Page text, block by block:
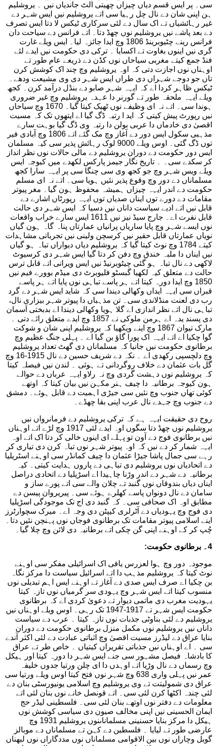
سی۔ پر ایس قسم دیاں چیزاں چھیتی الٹ جاندیاں نیں ۔ یروشلیم
ہن اپنی شان دے نال چل رہیا سی اتے یروشلیم نیں ایس شہر دے
غیر رہائشیاں تے اک سال دے لئی سرکاری ٹیکس لا دتا ایس تصرف
دے بعد پاشے نیں یروشلیم نوں چھڈ دتا۔ اتے فرانس دے سیاحت دان
فرانس رینے چٹیوبرینڈ 1806 وچ ایدا جائزہ لیا۔ ایس ویلے غارت
گری نیں اینوں بغاوت تے اکسایا ۔ ترکی دی حکومت نیں ایدے لئے
فنڈ جمع کیتے مغربی سیاحاں نوں کڈن دے ذریعے عام طور تے
اوہناں نوں اجازت دتی کہ اوہ یروشلیم وچ چند اک کوشش کرن
تاں جو دوجے شہراں دی طراں ایس شہر دی وی مشیعت ودھے۔
ٹیکس ظاہر کردا اے کہ ایہہ شہر صابو دے بنڈل درآمد کرن۔ کجھ
ویلے ایہہ ملحقہ طور تے گورنر دا عہدہ یروشلیم وچ غیر ضروری
ہوندا سی۔ اتے نہ ای وظیفے نوں ٹھیک کیتا گیا۔ 1670 وچ سیاحاں
نیں رپورٹ پیش کیتی کہ اید ا رتبہ ڈگ گیا اے ایتھوں تک کہ مسیت
اقصیٰ دی خادماں دا عربی بولن دا رتبہ وی ڈگ گیا بوہت سارے
مذہبی سکول ایس دور دے آغاز وچ مک گئے اتے 1806 وچ آبادی فیر
توں ڈگ گئی۔ اوس ویلے 9000 لوک رہائش پذیر سی کیہ مسلمان
ایس دور حکومت دے دوران یروشلیم دے مالی حالات نوں نظر انداز
کر سکدے سی۔ ۔ تاریخ نگار جیمز پارکس لکھدے میں کیوجہ ایس
ویلے ویس شہر وچ جو کجھ وی سی چنگا سی پر ایہہ سارا کجھ
مسلماناں دے دور وچ وقوع پذیر نئیں ہویا سی۔ اتے نہ ای مسلم
حکومت دے اندر ایہہ چیزاں ہمیشہ محفوظ ہون گیا۔ مغر پیوتر
مقامات دے دورے توں ایناں صدیاں توں ایہہ رپورٹاں اشارے دے
قابل نیں اتے ادیے سیاست داناں نیں دسیا کہ ایس شہر دی حالت
قابل نفرت اے۔ جارج سیڈ نیز نیں 1611 ایس سارے خراب واقعات
نوں ایسے شہر وچ پایا ساریاں پرانیاں عمارتاں پناہ گاہ ہون گیاں
نویاں عمارتاں قابل حقیر نیں کرسچن ولینی نیں تجرباتی مشاہدات
کیتے 1784 وچ نوٹ کیتا گیا کہ یروشلیم دیاں دیواراں تباہ ہو گیاں
نیں ایناں دا ملبہ خندق وچ دفن کر دتا گیا ایس شہر دی کرسیوٹ
لاکھی دے نال تباہ ہو گئی چیٹوبرنیڈ نیں ایس ویرانی اتے قابل ترس
حالت دے متعلق کیہ لکھیا گبسٹو فلیوبرٹ دی میڈم بوورے فیم نیں
1850 وچ ایدا دورہ کیتا اتے ہر پاسے تباہی نوں پایا اتے ہر پاسے
قبراں سی ایہہ ایداں وکھالی دیندا سی کہ شاید ایس شہر دے گرد
رب دی لعنت منڈلاندی سی۔ تن مذہباں دا پیوتر شہر بیزاری نال،
تباہی نال اتے نظر اندازی اے گلا ہویا وکھالی دیندا اے بدبختی آسمان
دی پسند یدہ اے ہرمن ملوکی نے 1857 وچ ایدے متعلق رائے دتی ۔
مارک تیوان 1867 وچ اینے ویکھیا کہ یروشلیم اپنی شان و شوکت
گوا چکیا اے اتے ایہہ اک پورا گاؤ بن گیا اے ۔ پہلی جنگ عظیم وچ
برطانوی حکومت نیں جانیا کہ مسلماناں دی گھٹ تعداد یروشلیم
وچ دلچسپی رکھدی اے ۔ نکہ دے شریف حسین دے نال 1915-16 وچ
گل بات عثمان دے خلاف روگردانی تے ہوئی ۔ لندن نیں فیصلہ کیتا
کہ یروشلیم نوں دہشت گردی وچ نہ رلاو ایہہ عرباں دے حوالے
ہون کیوجہ برطانیہ دا چیف ہنر مکہن نیں بیان کیتا کہ اوتھے
کوئی تھاں جنوب وچ نئیں سی جیڑی اہمیت دے قابل ہوئے۔ دمشق
دے جنوب وچ جہدے نال عرب اپنی بقا چھڈے۔
روح دی حقیقت ایہہ ہے کہ ترکی یروشلیم دے فرمانرواں نیں
یروشلیم نوں چھڈ دتا سگوں اوہ ایدے لئی 1917 وچ لڑے اتے اوہناں
نیں برطانوی فوج دے آون تو پہلے ای اینوں خالی کر دتا اک اتے اوہ
ایہہ شمار کر دے نیں کہ اوہ پیوتر شہر نوں تباہ کرن دی تیاری کر
رہے سی جمال پاشا جیڑا عثمان دا چیف کمانڈر سی اوہنے اسٹریلیا
دے اتحادیاں نوں یروشلیم دی تباہی دے پاروں ہدایت کیتی۔ کیہ
برطانیہ دے شہر دے اندر وڑنا چاہیدا اے اسڑیلیا دے اتحادی دراصل
ایناں دیاں بندوقاں نوں گنبد تے چلان والے سی اتے پورے ساز و
سامان دے نال دونواں پاسے کھلرے ہوئے سی۔ پیریروان پیسن دے
مطابق اوہ اک صحافی سی۔ کہ گنبد دی اج تک موجودگی اسڑیلیا
دی فوج وچ یہودیاں دے آٹرلری کیپٹن دی وجہ اے۔ میرک سچوارٹرز
اینے اسلامی پیوتر مقامات تک برطانوی فوجاں نوں پہنچن نئیں دتا۔
چُپ کر کے اوہنے اپنی گن چکی اتے برطانیہ دی لائن وچ چلا گیا۔
4۔ برطانوی حکومت:
موجودہ دور وچ ہوا لعزرس یافی اک اسرائیلی مفکر سی اوہنے
نوٹ کیتا کہ یروشلیم مذہب دا اتے اسرائیل سیاست دا مرکز نگاہ
بن چکیا اے صرف ایس صدی دے آغاز تے اوہنے ایس اہم تبدیلی نوں
منسوب کیتا اتے ایس شہر وچ یہودی سر گرمیاں نوں تازہ کیتا
یہودیت مغرب دی ماتمی دیوار تے دعویٰ کردی اے کہ برطانوی
حکومت ایس شہر تے 1917-1947 تک رہی۔ اوس ویلے اوہناں نیں
یروشلیم دے لئی بناوٹی جذبات نوں تازہ کیتا ۔ عرب دے سیاست
داناں نیں یروشلیم نوں مکمل منزل برطانوی حکومت دے دوران
بنایا عراق دے لیڈرز مسیت اقصیٰ وچ اثباتی عبادت دے لئی اکثر آندے
سی ۔ اے اوہناں نیں جذباتی تقریراں کیتیاں ۔ خاص طر تے عراق
کا بادشاہ فیصل مشہور سی جنے ایس شہر دا دورہ کیتا اور ہیکل
وچ رسماں دے نال وڑیا اتے اوہدں دا ای چلن ورتیا جدوں خلیفہ
عمر نیں پہلی واری 638 وچ شہر نوں فتح کیتا اوس ویلے ورتیا سی
عراق دی شمولیتت تے وی یروشلیم وچ اسلامی یونیورسٹی بنان دے
لئی چندہ اکٹھا کرن لئی سی۔ اتے قونصل خانے نوں بنان لئی اتے
معلومات دے دفتر نوں اوتھے بنان لئی سی۔ فلسطینی لیڈر حج
ایمان الحسینی نیں اپنی مخالف صیون دی سیاسی کوشش نوں
ہیکل دا مرکز بنایا حسنینی مسلماناںنوں یروشلیم 1931 وچ
عارضی طور تے لیایا ۔ فلسطین دے کہن تے مسلماناں دے موبالز
گوبل وچاراں نوں بین الاقوامی مسلماناں نوں مددگاراں نوں لبھناں